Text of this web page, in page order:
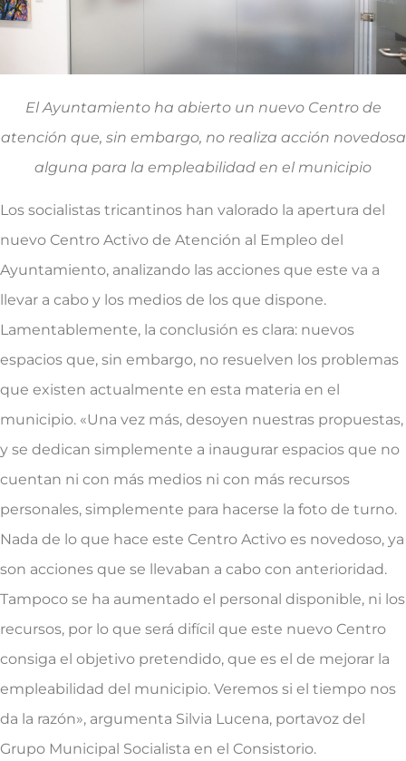
El Ayuntamiento ha abierto un nuevo Centro de
atención que, sin embargo, no realiza acción novedosa
alguna para la empleabilidad en el municipio
Los socialistas tricantinos han valorado la apertura del
nuevo Centro Activo de Atención al Empleo del
Ayuntamiento, analizando las acciones que este va a
llevar a cabo y los medios de los que dispone.
Lamentablemente, la conclusión es clara: nuevos
espacios que, sin embargo, no resuelven los problemas
que existen actualmente en esta materia en el
municipio. «Una vez más, desoyen nuestras propuestas,
y se dedican simplemente a inaugurar espacios que no
cuentan ni con más medios ni con más recursos
personales, simplemente para hacerse la foto de turno.
Nada de lo que hace este Centro Activo es novedoso, ya
son acciones que se llevaban a cabo con anterioridad.
Tampoco se ha aumentado el personal disponible, ni los
recursos, por lo que será difícil que este nuevo Centro
consiga el objetivo pretendido, que es el de mejorar la
empleabilidad del municipio. Veremos si el tiempo nos
da la razón», argumenta Silvia Lucena, portavoz del
Grupo Municipal Socialista en el Consistorio.